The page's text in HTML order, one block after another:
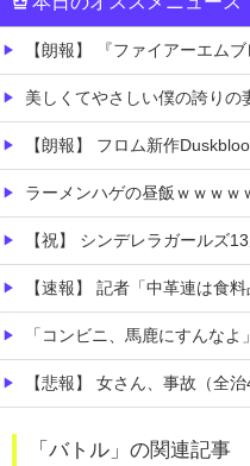
【朗報】 『ファイアーエムブレム 万紫
美しくてやさしい僕の誇り
【朗報】 フロム新作Duskbloods
ラーメンハゲの昼飯ｗｗｗｗ
【祝】 シンデレラガールズ13周年！デレステ10周年お
【速報】 記者「中革連は食料品消費税ゼロを公約
「コンビニ、馬鹿にすんなよ」→あ
【悲報】 女さん、事故（全治4ヶ月半・車は廃
「バトル」の関連記事